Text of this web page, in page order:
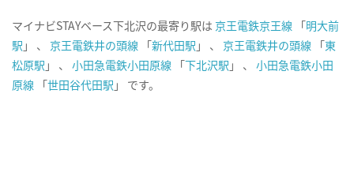
マイナビSTAYベース下北沢の最寄り駅は 京王電鉄京王線 「明大前
駅 」 、 京王電鉄井の頭線 「新代田駅 」 、 京王電鉄井の頭線 「東
松原駅 」 、 小田急電鉄小田原線 「下北沢駅 」 、 小田急電鉄小田
原線 「世田谷代田駅 」 です。